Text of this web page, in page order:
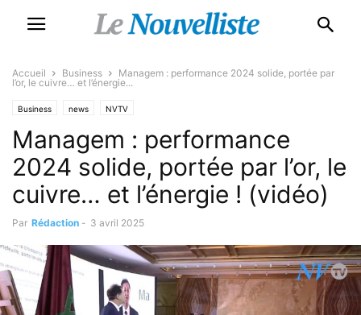
Accueil Business
Managem : performance 2024 solide, portée par
l’or, le cuivre… et l’énergie...
Business news NVTV
Managem : performance
2024 solide, portée par l’or, le
cuivre… et l’énergie ! (vidéo)
Par Rédaction - 3 avril 2025